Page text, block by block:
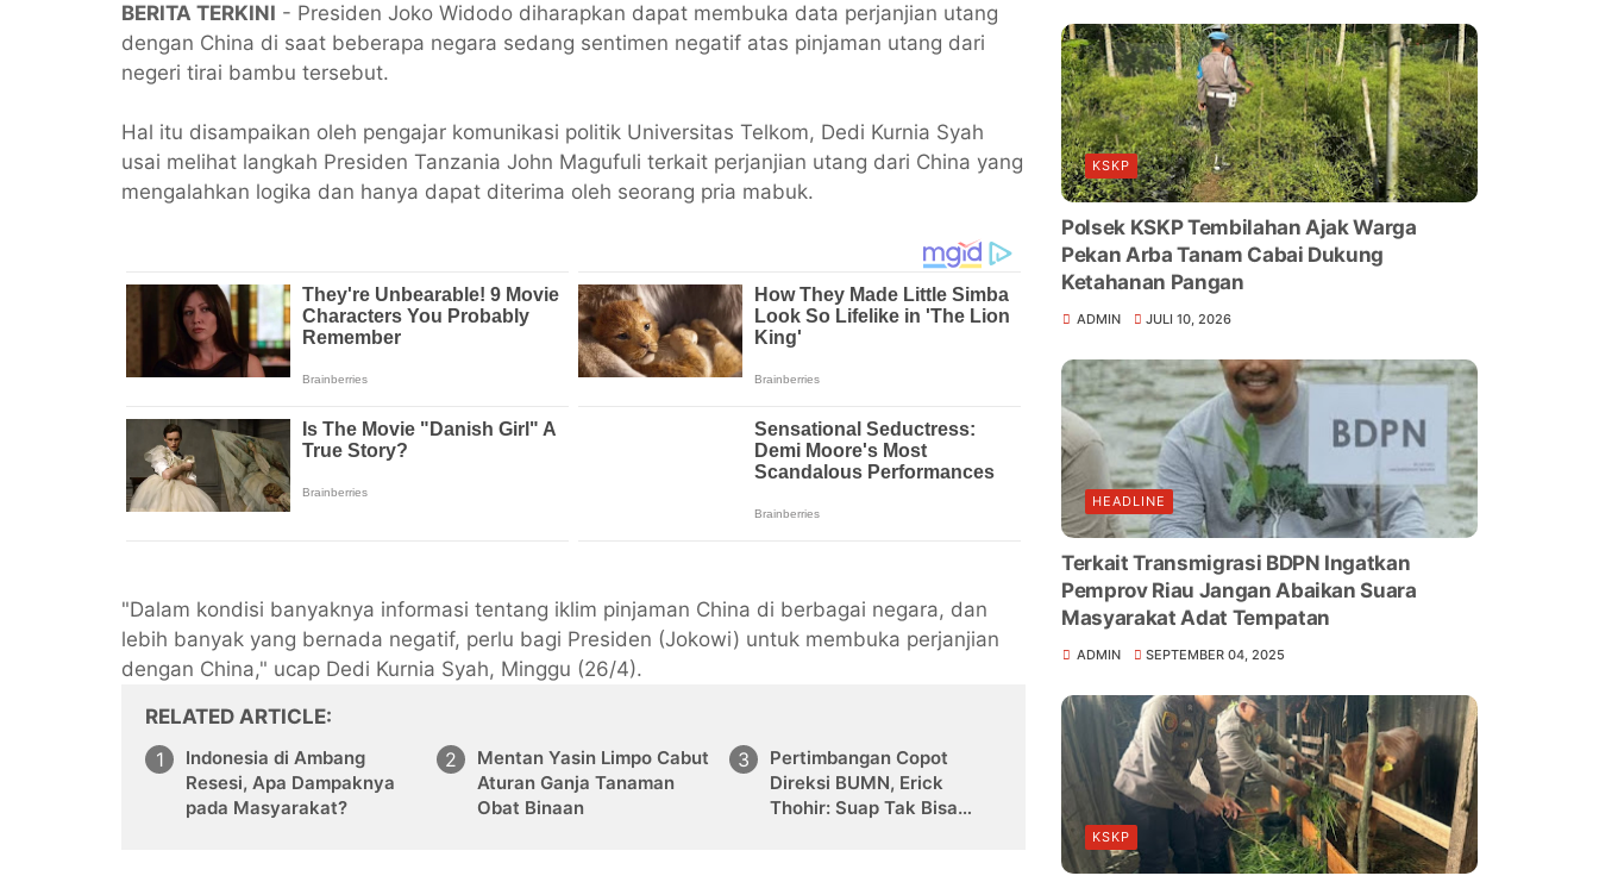
BERITA TERKINI - Presiden Joko Widodo diharapkan dapat membuka data perjanjian utang
dengan China di saat beberapa negara sedang sentimen negatif atas pinjaman utang dari
negeri tirai bambu tersebut.
Hal itu disampaikan oleh pengajar komunikasi politik Universitas Telkom, Dedi Kurnia Syah
usai melihat langkah Presiden Tanzania John Magufuli terkait perjanjian utang dari China yang
mengalahkan logika dan hanya dapat diterima oleh seorang pria mabuk.
"Dalam kondisi banyaknya informasi tentang iklim pinjaman China di berbagai negara, dan
lebih banyak yang bernada negatif, perlu bagi Presiden (Jokowi) untuk membuka perjanjian
dengan China," ucap Dedi Kurnia Syah, Minggu (26/4).
RELATED ARTICLE
Indonesia di Ambang
Resesi, Apa Dampaknya
pada Masyarakat?
Mentan Yasin Limpo Cabut
Aturan Ganja Tanaman
Obat Binaan
Pertimbangan Copot
Direksi BUMN, Erick
Thohir: Suap Tak Bisa
KSKP
Polsek KSKP Tembilahan Ajak Warga
Pekan Arba Tanam Cabai Dukung
Ketahanan Pangan
ADMIN JULI 10, 2026
HEADLINE
Terkait Transmigrasi BDPN Ingatkan
Pemprov Riau Jangan Abaikan Suara
Masyarakat Adat Tempatan
ADMIN SEPTEMBER 04, 2025
KSKP